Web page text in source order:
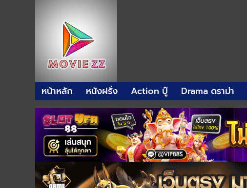
หน้าหลัก หนังฝรั่ง Action บู๊ Drama ดราม่า